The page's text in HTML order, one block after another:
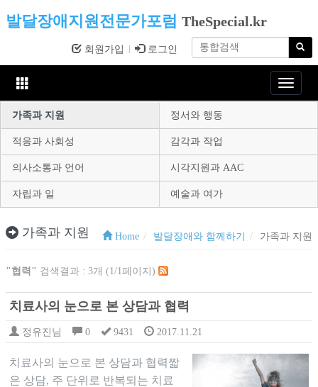
발달장애지원전문가포럼 TheSpecial.kr
회원가입 로그인
Toggle
가족과 지원
정서와 행동
적응과 사회성 감각과 작업
의사소통과 언어 시각지원과 AAC
자립과 일 예술과 여가
가족과 지원 Home 발달장애와 함께하기 가족과 지원
"협력" 검색결과 : 3개 (1/1페이지)
치료사의 눈으로 본 상담과 협력
정유진님 0 9431 2017.11.21
치료사의 눈으로 본 상담과 협력짧
은 상담, 주 단위로 반복되는 치료